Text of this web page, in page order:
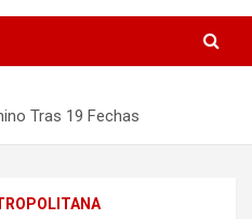
Tras 19 Fechas